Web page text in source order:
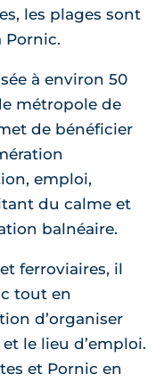
les plages sont
Pornic.
à environ 50
métropole de
de bénéficier
emploi,
du calme et
balnéaire.
ferroviaires, il
tout en
d’organiser
le lieu d’emploi.
et Pornic en